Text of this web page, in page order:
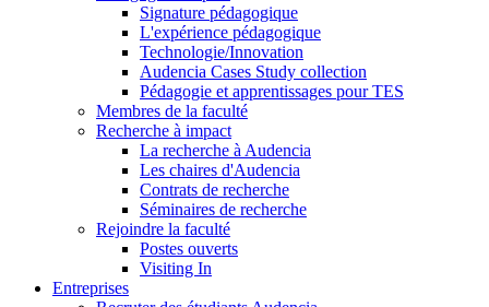
Signature pédagogique
L'expérience pédagogique
Technologie/Innovation
Audencia Cases Study collection
Pédagogie et apprentissages pour TES
Membres de la faculté
Recherche à impact
La recherche à Audencia
Les chaires d'Audencia
Contrats de recherche
Séminaires de recherche
Rejoindre la faculté
Postes ouverts
Visiting In
Entreprises